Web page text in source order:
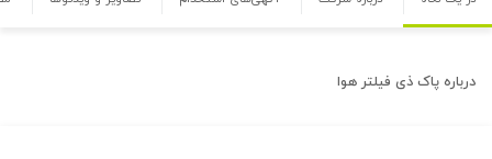
درباره پاک ذی فیلتر هوا